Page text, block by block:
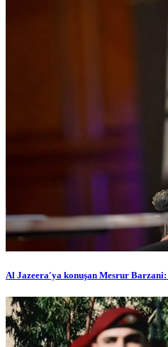
Al Jazeera'ya konuşan Mesrur